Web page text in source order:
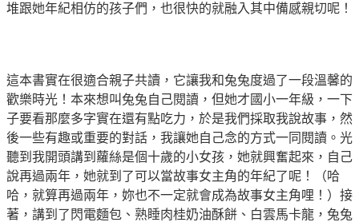
堆跟她年紀相仿的孩子們，也很快的就融入其中備感親切呢！
這本書實在很適合親子共讀，它讓我和兔兔度過了一段溫馨的
歡樂時光！本來想叫兔兔自己閱讀，但她才國小一年級，一下
子要看那麼多字實在還有點吃力，於是我們採取我說故事，然
後一些有趣或重要的對話，我讓她自己念的方式一同閱讀。光
聽到我開頭講到蘿絲是個十歲的小女孩，她就興奮起來，自己
說再過兩年，她就到了可以當故事女主角的年紀了呢！（哈
哈，就算再過兩年，妳也不一定就會成為故事女主角哩！）接
著，講到了閃電麵包、熟睡肉桂奶油酥餅、白雲馬卡龍，兔兔